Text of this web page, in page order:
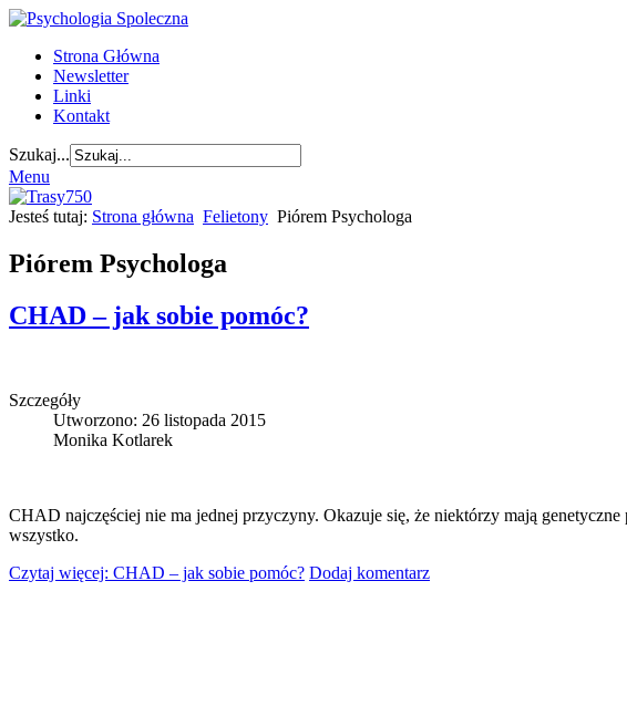
Strona Główna
Newsletter
Linki
Kontakt
Szukaj...
Menu
Jesteś tutaj: Strona główna Felietony Piórem Psychologa
Piórem Psychologa
CHAD – jak sobie pomóc?
Szczegóły
Utworzono: 26 listopada 2015
Monika Kotlarek
CHAD najczęściej nie ma jednej przyczyny. Okazuje się, że niektórzy mają
wszystko.
Czytaj więcej: CHAD – jak sobie pomóc? Dodaj komentarz